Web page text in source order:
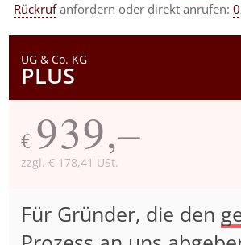
Rückrufanfordern oder direkt anrufen:
UG & Co. KG
PLUS
€ 939,–
zzgl. € 178,41 USt.
Für Gründer, die den